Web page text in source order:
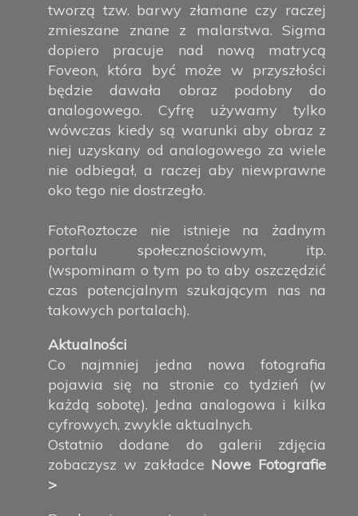
tworzą tzw. barwy złamane czy raczej
zmieszane znane z malarstwa. Sigma
dopiero pracuje nad nową matrycą
Foveon, która być może w przyszłości
będzie dawała obraz podobny do
analogowego. Cyfrę używamy tylko
wówczas kiedy są warunki aby obraz z
niej uzyskany od analogowego za wiele
nie odbiegał, a raczej aby niewprawne
oko tego nie dostrzegło.
FotoRoztocze nie istnieje na żadnym
portalu społecznościowym, itp.
(wspominam o tym po to aby oszczędzić
czas potencjalnym szukającym nas na
takowych portalach).
Aktualności
Co najmniej jedna nowa fotografia
pojawia się na stronie co tydzień (w
każdą sobotę). Jedna analogowa i kilka
cyfrowych, zwykle aktualnych.
Ostatnio dodane do galerii zdjęcia
zobaczysz w zakładce Nowe Fotografie
>